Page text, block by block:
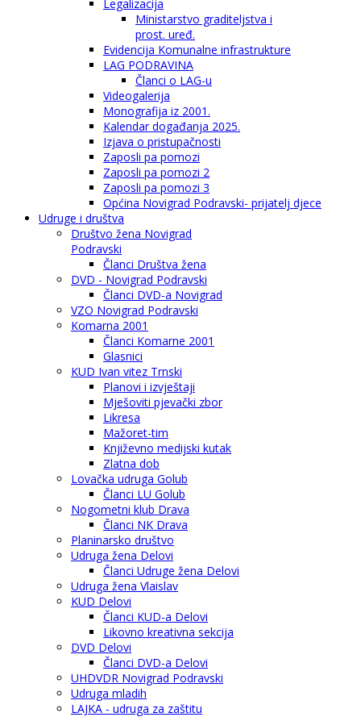
Legalizacija
Ministarstvo graditeljstva i
prost. uređ.
Evidencija Komunalne infrastrukture
LAG PODRAVINA
Članci o LAG-u
Videogalerija
Monografija iz 2001.
Kalendar događanja 2025.
Izjava o pristupačnosti
Zaposli pa pomozi
Zaposli pa pomozi 2
Zaposli pa pomozi 3
Općina Novigrad Podravski- prijatelj djece
Udruge i društva
Društvo žena Novigrad
Podravski
Članci Društva žena
DVD - Novigrad Podravski
Članci DVD-a Novigrad
VZO Novigrad Podravski
Komarna 2001
Članci Komarne 2001
Glasnici
KUD Ivan vitez Trnski
Planovi i izvještaji
Mješoviti pjevački zbor
Likresa
Mažoret-tim
Književno medijski kutak
Zlatna dob
Lovačka udruga Golub
Članci LU Golub
Nogometni klub Drava
Članci NK Drava
Planinarsko društvo
Udruga žena Delovi
Članci Udruge žena Delovi
Udruga žena Vlaislav
KUD Delovi
Članci KUD-a Delovi
Likovno kreativna sekcija
DVD Delovi
Članci DVD-a Delovi
UHDVDR Novigrad Podravski
Udruga mladih
LAJKA - udruga za zaštitu